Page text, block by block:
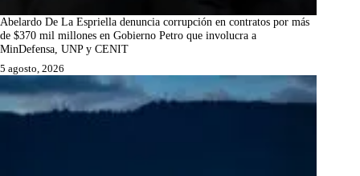
Abelardo De La Espriella denuncia corrupción en contratos por más
de $370 mil millones en Gobierno Petro que involucra a
MinDefensa, UNP y CENIT
5 agosto, 2026